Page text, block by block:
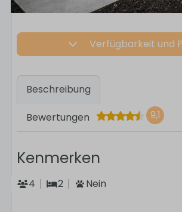
Verfügbarkeit und
Beschreibung
Bewertungen 9,1
Kenmerken
4 2 Nein